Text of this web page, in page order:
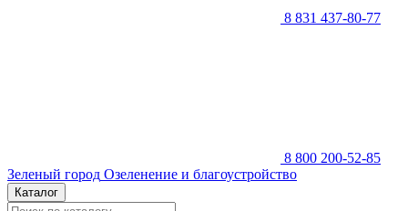
8 831 437-80-77
8 800 200-52-85
Зеленый город Озеленение и благоустройство
Каталог